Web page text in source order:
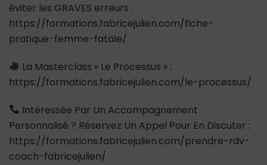
éviter les GRAVES erreurs :
https://formations.fabricejulien.com/fiche-
pratique-femme-fatale/
La Masterclass « Le Processus » :
https://formations.fabricejulien.com/le-processus/
Intéressée Par Un Accompagnement
Personnalisé ? Réservez Un Appel Pour En Discuter :
https://formations.fabricejulien.com/prendre-rdv-
coach-fabricejulien/